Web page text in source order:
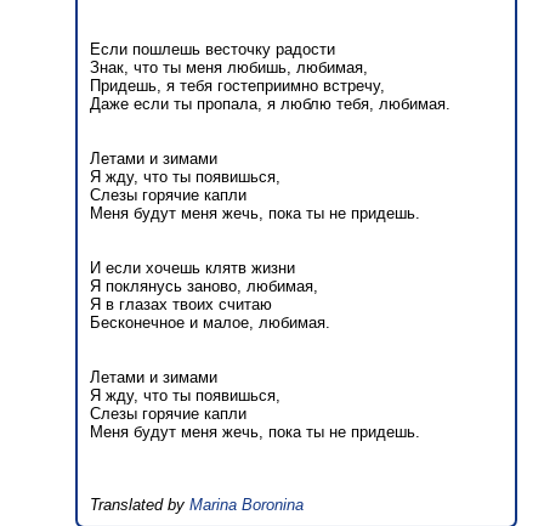
Если пошлешь весточку радости
Знак, что ты меня любишь, любимая,
Придешь, я тебя гостеприимно встречу,
Даже если ты пропала, я люблю тебя, любимая.
Летами и зимами
Я жду, что ты появишься,
Слезы горячие капли
Меня будут меня жечь, пока ты не придешь.
И если хочешь клятв жизни
Я поклянусь заново, любимая,
Я в глазах твоих считаю
Бесконечное и малое, любимая.
Летами и зимами
Я жду, что ты появишься,
Слезы горячие капли
Меня будут меня жечь, пока ты не придешь.
Translated byMarina Boronina